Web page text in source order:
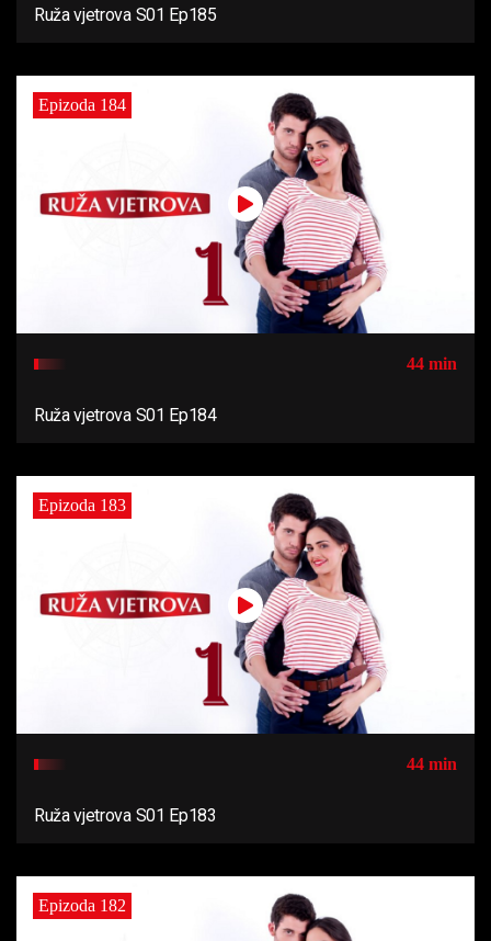
Ruža vjetrova S01 Ep185
Epizoda 184
44 min
Ruža vjetrova S01 Ep184
Epizoda 183
44 min
Ruža vjetrova S01 Ep183
Epizoda 182